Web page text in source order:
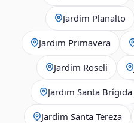
Jardim Planalto
Jardim Primavera
Jardim Roseli
Jardim Santa Brígida
Jardim Santa Tereza